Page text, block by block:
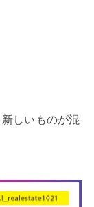
しいものが混